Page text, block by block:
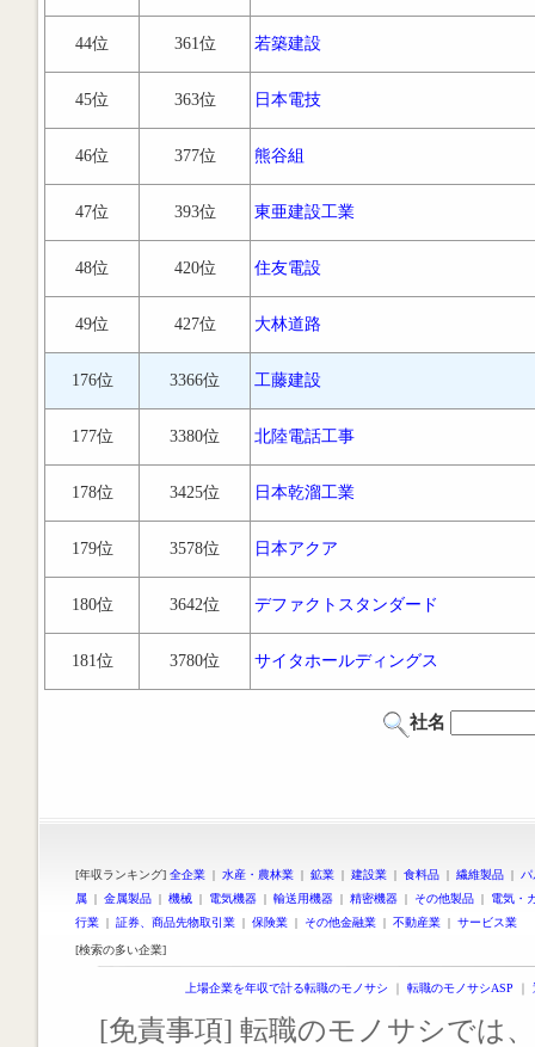
44位 361位 若築建設
45位 363位 日本電技
46位 377位 熊谷組
47位 393位 東亜建設工業
48位 420位 住友電設
49位 427位 大林道路
176位 3366位 工藤建設
177位 3380位 北陸電話工事
178位 3425位 日本乾溜工業
179位 3578位 日本アクア
180位 3642位 デファクトスタンダード
181位 3780位 サイタホールディングス
社名
[年収ランキング] 全企業 | 水産・農林業 | 鉱業 | 建設業 | 食料品 | 繊維製品 |
属 | 金属製品 | 機械 | 電気機器 | 輸送用機器 | 精密機器 | その他製品 | 電気・
行業 | 証券、商品先物取引業 | 保険業 | その他金融業 | 不動産業 | サービス業
[検索の多い企業]
上場企業を年収で計る転職のモノサシ ｜ 転職のモノサシASP ｜
[免責事項] 転職のモノサシでは